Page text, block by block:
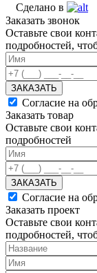
Сделано в
Заказать звонок
Оставьте свои
подробностей,
ЗАКАЗАТЬ
Согласие на
Заказать товар
Оставьте свои
подробностей
ЗАКАЗАТЬ
Согласие на
Заказать проект
Оставьте свои
подробностей,